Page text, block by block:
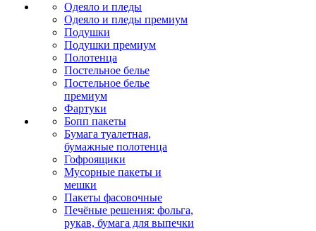
Одеяло и пледы
Одеяло и пледы премиум
Подушки
Подушки премиум
Полотенца
Постельное белье
Постельное белье
премиум
Фартуки
Бопп пакеты
Бумага туалетная,
бумажные полотенца
Гофроящики
Мусорные пакеты и
мешки
Пакеты фасовочные
Печёные решения: фольга,
рукав, бумага для выпечки